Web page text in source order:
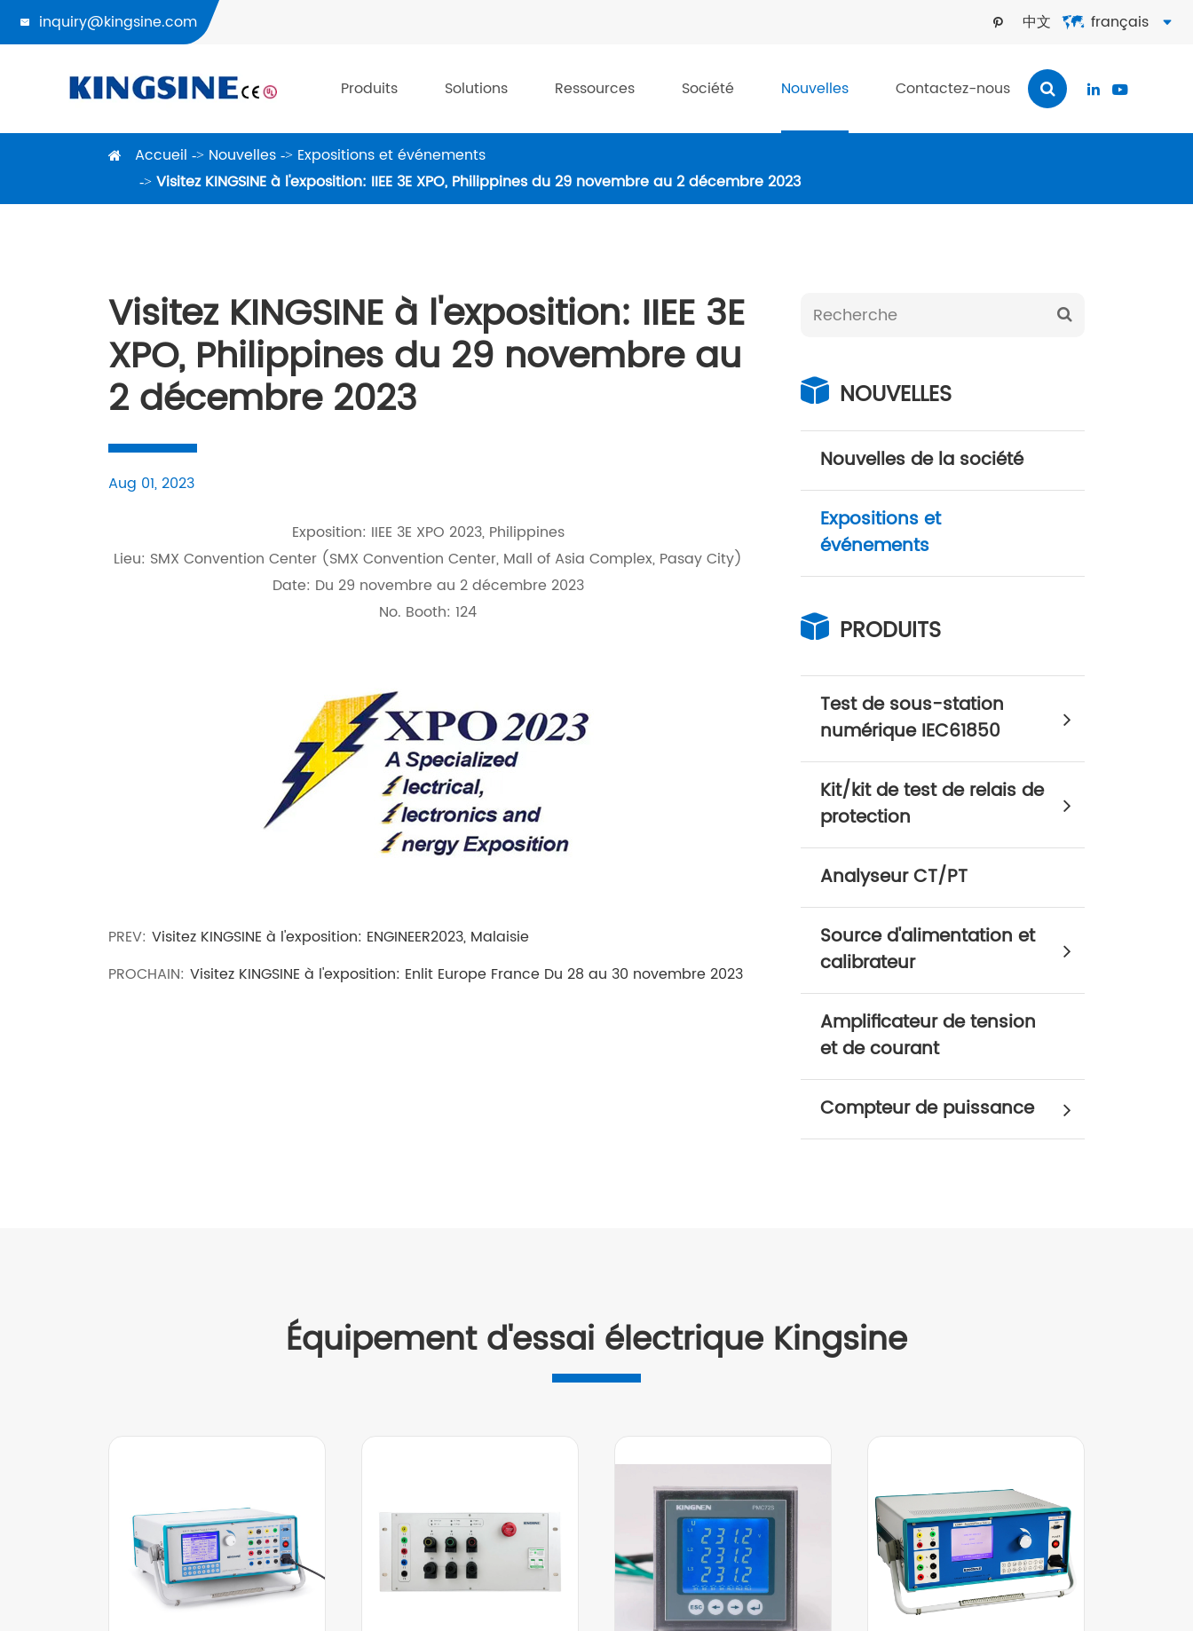
 inquiry@kingsine.com  中文  français 
Produits Solutions Ressources Société Nouvelles Contactez-nous  
Accueil Nouvelles
Expositions et événements
Visitez KINGSINE à l'exposition: IIEE 3E XPO, Philippines du 29 novembre au 2 décembre 2023
Visitez KINGSINE à l'exposition: IIEE 3E
XPO, Philippines du 29 novembre au
2 décembre 2023
Aug 01, 2023
Exposition: IIEE 3E XPO 2023, Philippines
Lieu: SMX Convention Center (SMX Convention Center, Mall of Asia Complex, Pasay City)
Date: Du 29 novembre au 2 décembre 2023
No. Booth: 124
PREV: Visitez KINGSINE à l'exposition: ENGINEER2023, Malaisie
PROCHAIN: Visitez KINGSINE à l'exposition: Enlit Europe France Du 28 au 30 novembre 2023
NOUVELLES
Nouvelles de la société
Expositions et
événements
PRODUITS
Test de sous-station
numérique IEC61850
Kit/kit de test de relais de
protection
Analyseur CT/PT
Source d'alimentation et
calibrateur
Amplificateur de tension
et de courant
Compteur de puissance
Équipement d'essai électrique Kingsine